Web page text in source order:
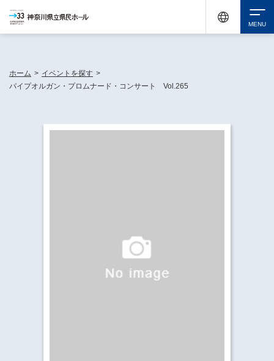
ホーム > イベントを探す >
パイプオルガン・プロムナード・コンサート Vol.265